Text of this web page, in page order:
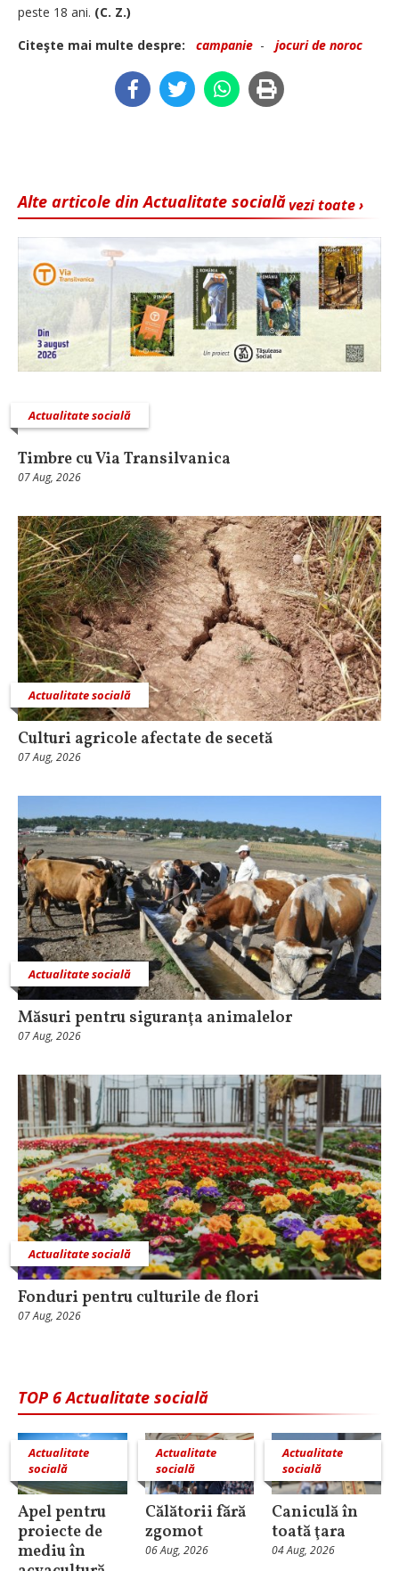
peste 18 ani. (C. Z.)
Citeşte mai multe despre:
campanie - jocuri de noroc
vezi toate ›
Alte articole din Actualitate socială
Actualitate socială
Timbre cu Via Transilvanica
07 Aug, 2026
Actualitate socială
Culturi agricole afectate de secetă
07 Aug, 2026
Actualitate socială
Măsuri pentru siguranţa animalelor
07 Aug, 2026
Actualitate socială
Fonduri pentru culturile de flori
07 Aug, 2026
TOP 6 Actualitate socială
Actualitate
socială
Apel pentru
proiecte de
mediu în
Actualitate
socială
Călătorii fără
zgomot
06 Aug, 2026
Actualitate
socială
Caniculă în
toată ţara
04 Aug, 2026